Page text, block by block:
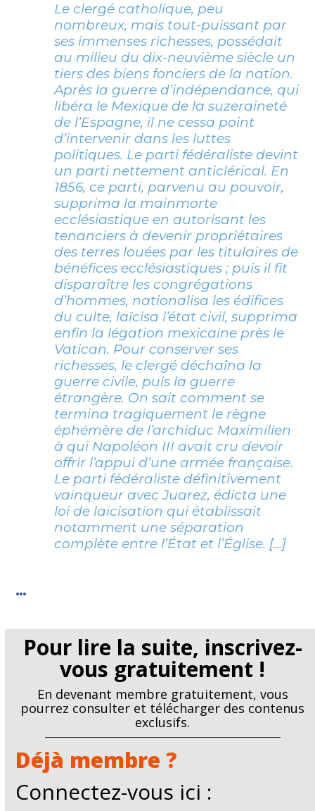
Le clergé catholique, peu
nombreux, mais tout-puissant par
ses immenses richesses, possédait
au milieu du dix-neuvième siècle un
tiers des biens fonciers de la nation.
Après la guerre d’indépendance, qui
libéra le Mexique de la suzeraineté
de l’Espagne, il ne cessa point
d’intervenir dans les luttes
politiques. Le parti fédéraliste devint
un parti nettement anticlérical. En
1856, ce parti, parvenu au pouvoir,
supprima la mainmorte
ecclésiastique en autorisant les
tenanciers à devenir propriétaires
des terres louées par les titulaires de
bénéfices ecclésiastiques ; puis il fit
disparaître les congrégations
d’hommes, nationalisa les édifices
du culte, laïcisa l’état civil, supprima
enfin la légation mexicaine près le
Vatican. Pour conserver ses
richesses, le clergé déchaîna la
guerre civile, puis la guerre
étrangère. On sait comment se
termina tragiquement le règne
éphémère de l’archiduc Maximilien
à qui Napoléon III avait cru devoir
offrir l’appui d’une armée française.
Le parti fédéraliste définitivement
vainqueur avec Juarez, édicta une
loi de laïcisation qui établissait
notamment une séparation
complète entre l’État et l’Église. […]
…
Pour lire la suite, inscrivez-
vous gratuitement !
En devenant membre gratuitement, vous
pourrez consulter et télécharger des contenus
exclusifs.
Déjà membre ?
Connectez-vous ici :